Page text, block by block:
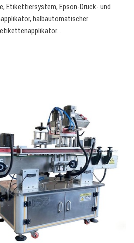
Etikettiersystem, Epson-Druck- und
halbautomatischer